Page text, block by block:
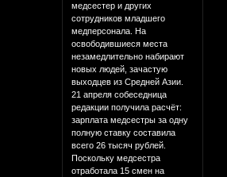
медсестер и других
сотрудников младшего
медперсонала. На
освободившиеся места
незамедлительно набирают
новых людей, зачастую
выходцев из Средней Азии.
21 апреля собеседница
редакции получила расчёт:
зарплата медсестры за одну
полную ставку составила
всего 26 тысяч рублей.
Поскольку медсестра
отработала 15 смен на